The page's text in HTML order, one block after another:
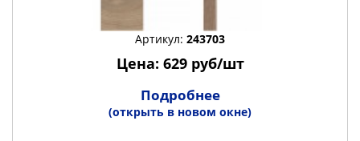
Артикул: 243703
Цена: 629 руб/шт
Подробнее
(открыть в новом окне)